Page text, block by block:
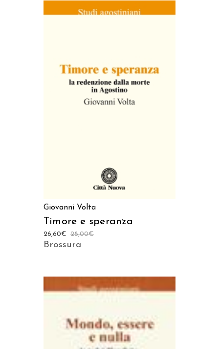
AGGIUNGI AL CARRELLO
Giovanni Volta
Timore e speranza
28,00€
26,60€
Brossura